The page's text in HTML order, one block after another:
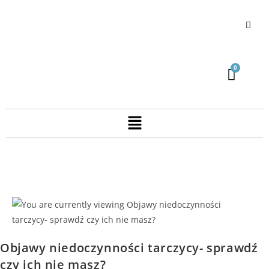
Objawy niedoczynności tarczycy- sprawdź
czy ich nie masz?